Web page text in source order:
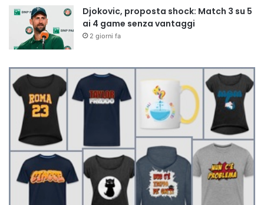
Djokovic, proposta shock: Match 3 su 5
ai 4 game senza vantaggi
2 giorni fa